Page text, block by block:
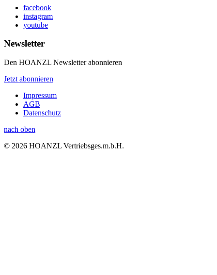
facebook
instagram
youtube
Newsletter
Den HOANZL Newsletter abonnieren
Jetzt abonnieren
Impressum
AGB
Datenschutz
nach oben
© 2026 HOANZL Vertriebsges.m.b.H.